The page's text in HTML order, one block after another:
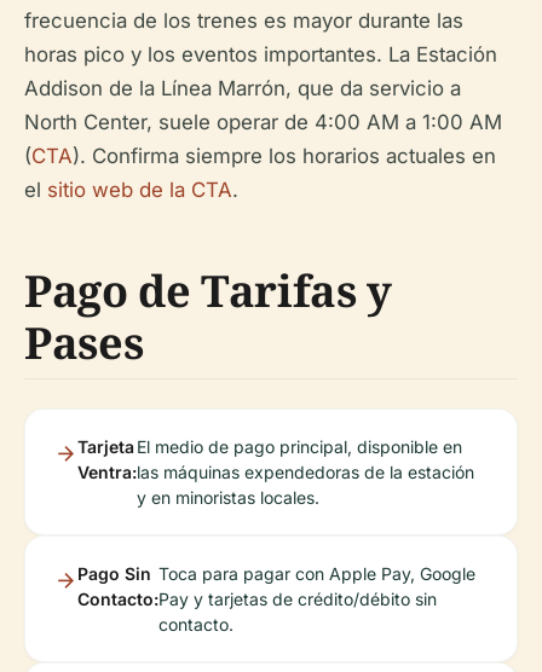
frecuencia de los trenes es mayor durante las
horas pico y los eventos importantes. La Estación
Addison de la Línea Marrón, que da servicio a
North Center, suele operar de 4:00 AM a 1:00 AM
(CTA). Confirma siempre los horarios actuales en
el sitio web de la CTA.
Pago de Tarifas y
Pases
Tarjeta
Ventra:
El medio de pago principal, disponible en
las máquinas expendedoras de la estación
y en minoristas locales.
Pago Sin
Contacto:
Toca para pagar con Apple Pay, Google
Pay y tarjetas de crédito/débito sin
contacto.